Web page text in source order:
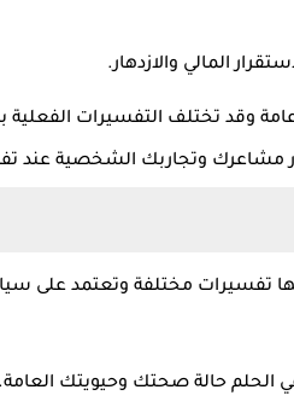
المالي والازدهار.
وقد تختلف التفسيرات الفعلية
مشاعرك وتجاربك الشخصية عند
تفسيرات مختلفة وتعتمد على
الحلم حالة صحتك وحيويتك العامة.